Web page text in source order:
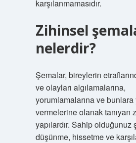
karşılanmamasıdır.
Zihinsel
nelerdir?
Şemalar, bireylerin
ve olayları algılamalarına,
yorumlamalarına ve bunlara
vermelerine olanak tanıyan
yapılardır. Sahip olduğunuz
düşünme, hissetme ve